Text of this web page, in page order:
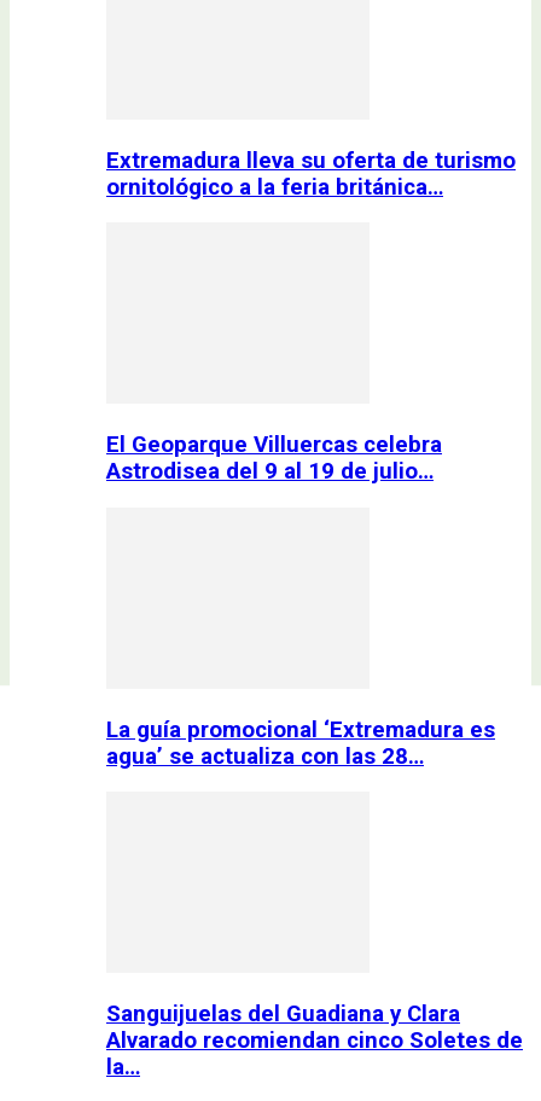
Extremadura lleva su oferta de turismo
ornitológico a la feria británica…
El Geoparque Villuercas celebra
Astrodisea del 9 al 19 de julio…
La guía promocional ‘Extremadura es
agua’ se actualiza con las 28…
Sanguijuelas del Guadiana y Clara
Alvarado recomiendan cinco Soletes de
la…